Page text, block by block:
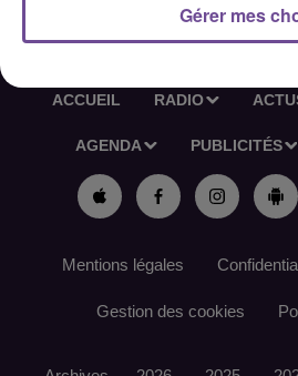
ACCUEIL RADIO
AGENDA PUBLICITÉS
Mentions légales
Gestion des cookies
Gérer mes